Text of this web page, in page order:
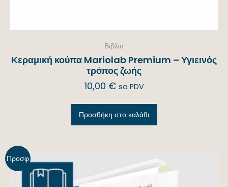
Βιβλια
Κεραμική κούπα Mariolab Premium – Υγιεινός
τρόπος ζωής
10,00 € sa PDV
Προσθήκη στο καλάθι
Προσφ